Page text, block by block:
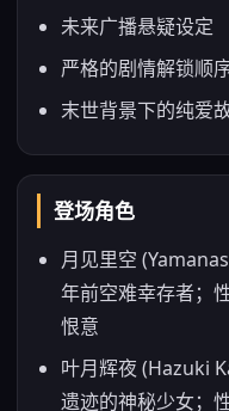
未来广播悬疑设定
严格的剧情解锁顺
末世背景下的纯爱
登场角色
月见里空
年前空难幸存者；
恨意
叶月辉夜 (Hazuki
遗迹的神秘少女；